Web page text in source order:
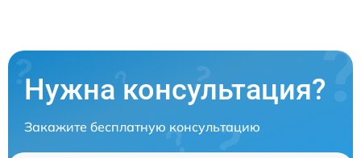
Нужна консультация?
Закажите бесплатную консультацию